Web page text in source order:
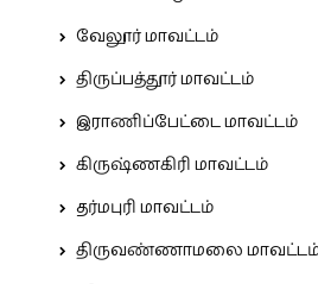
வேலூர் மாவட்டம்
திருப்பத்தூர் மாவட்டம்
இராணிப்பேட்டை மாவட்டம்
கிருஷ்ணகிரி மாவட்டம்
தர்மபுரி மாவட்டம்
திருவண்ணாமலை